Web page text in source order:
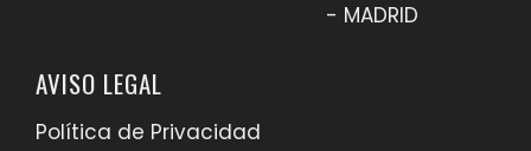
- MADRID
AVISO LEGAL
Política de Privacidad